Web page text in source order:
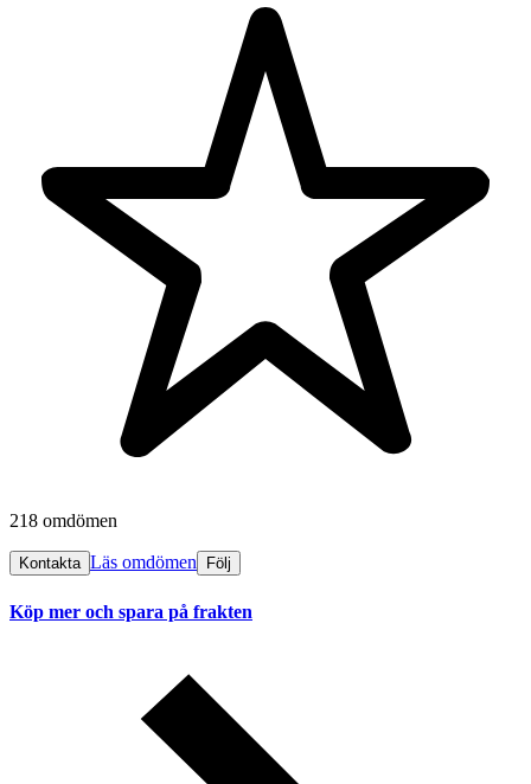
218 omdömen
Kontakta Läs omdömen Följ
Köp mer och spara på frakten